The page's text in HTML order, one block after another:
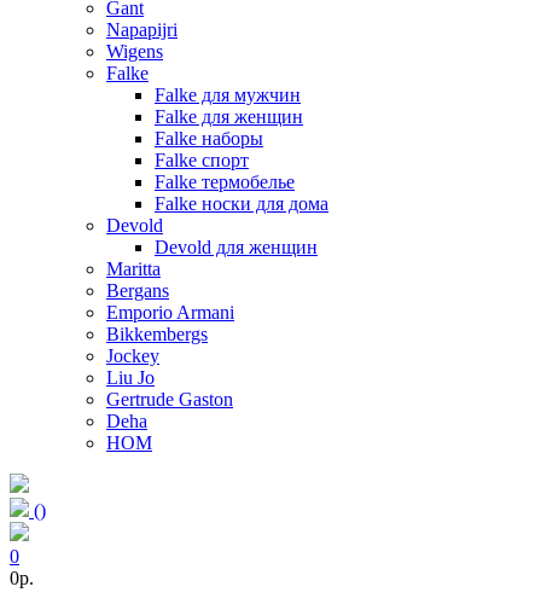
Gant
Napapijri
Wigens
Falke
Falke для мужчин
Falke для женщин
Falke наборы
Falke спорт
Falke термобелье
Falke носки для дома
Devold
Devold для женщин
Maritta
Bergans
Emporio Armani
Bikkembergs
Jockey
Liu Jo
Gertrude Gaston
Deha
HOM
()
0
0p.